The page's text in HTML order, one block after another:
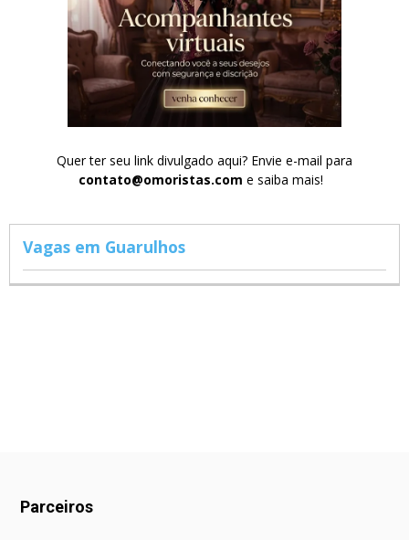
Quer ter seu link divulgado aqui? Envie e-mail para
contato@omoristas.com e saiba mais!
Vagas em Guarulhos
Parceiros